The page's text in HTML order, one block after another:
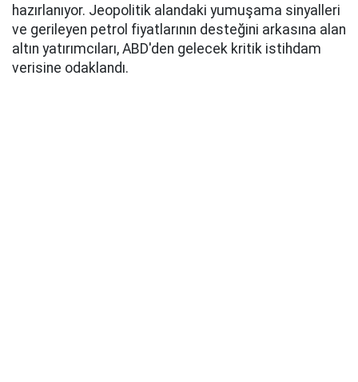
hazırlanıyor. Jeopolitik alandaki yumuşama sinyalleri
ve gerileyen petrol fiyatlarının desteğini arkasına alan
altın yatırımcıları, ABD'den gelecek kritik istihdam
verisine odaklandı.